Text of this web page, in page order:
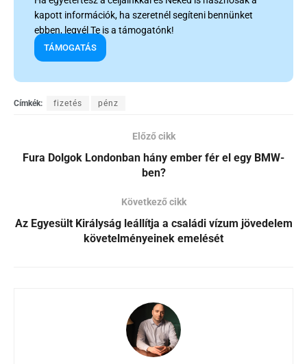
kapott információk, ha szeretnél segíteni bennünket
ebben, legyél Te is a támogatónk!
TÁMOGATÁS
Címkék: fizetés pénz
Előző cikk
Fura Dolgok Londonban hány ember fér el egy BMW-
ben?
Következő cikk
Az Egyesült Királyság leállítja a családi vízum jövedelem
követelményeinek emelését